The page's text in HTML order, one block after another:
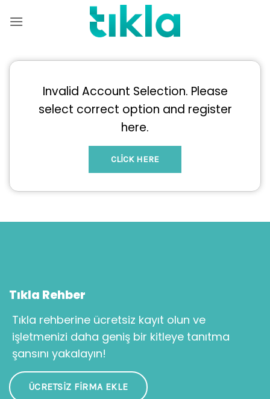
atla
Invalid Account Selection. Please
select correct option and register
here.
CLICK HERE
Tıkla Rehber
Tıkla rehberine ücretsiz kayıt olun ve
işletmenizi daha geniş bir kitleye tanıtma
şansını yakalayın!
ÜCRETSIZ FIRMA EKLE